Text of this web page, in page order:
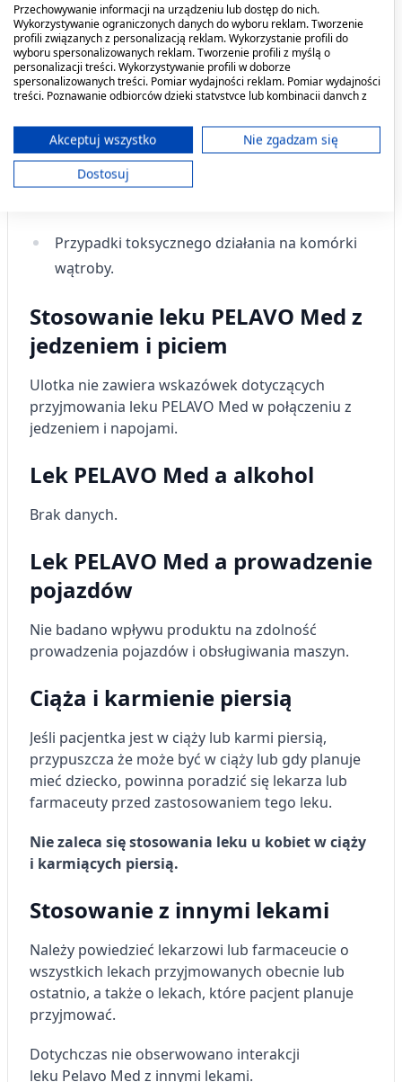
Łagodne zaburzenia żołądkowo-jelitowe
(biegunka, ból w nadbrzuszu, nudności,
wymioty, utrudnione połykanie).
reakcje alergiczne.
Częstość nieznana (częstość nie może być
Przypadki toksycznego działania na komórki
wątroby.
Stosowanie leku PELAVO Med z
jedzeniem i piciem
Ulotka nie zawiera wskazówek dotyczących
przyjmowania leku PELAVO Med w połączeniu z
jedzeniem i napojami.
Lek PELAVO Med a alkohol
Brak danych.
Lek PELAVO Med a prowadzenie
pojazdów
Nie badano wpływu produktu na zdolność
prowadzenia pojazdów i obsługiwania maszyn.
Ciąża i karmienie piersią
Jeśli pacjentka jest w ciąży lub karmi piersią,
przypuszcza że może być w ciąży lub gdy planuje
mieć dziecko, powinna poradzić się lekarza lub
farmaceuty przed zastosowaniem tego leku.
Nie zaleca się stosowania leku u kobiet w ciąży
i karmiących piersią.
Stosowanie z innymi lekami
Należy powiedzieć lekarzowi lub farmaceucie o
wszystkich lekach przyjmowanych obecnie lub
ostatnio, a także o lekach, które pacjent planuje
przyjmować.
Dotychczas nie obserwowano interakcji
leku Pelavo Med z innymi lekami.
Przechowywanie informacji na urządzeniu lub dostęp do nich.
Wykorzystywanie ograniczonych danych do wyboru reklam. Tworzenie
profili związanych z personalizacją reklam. Wykorzystanie profili do
wyboru spersonalizowanych reklam. Tworzenie profili z myślą o
personalizacji treści. Wykorzystywanie profili w doborze
spersonalizowanych treści. Pomiar wydajności reklam. Pomiar wydajności
treści. Poznawanie odbiorców dzięki statystyce lub kombinacji danych z
ograniczonych danych do wyboru treści.
Dane mogą być udostępniane poza Unię Europejską i wysyłane do USA.
Twoja zgoda i polityka cookie dotyczą wyłącznie tej witryny/aplikacji.
Wyświetl listę partnerów (11 dostawców IAB)
Przechowywanie informacji na urządzeniu
lub dostęp do nich
Wykorzystywanie ograniczonych danych do
wyboru reklam
Tworzenie profili w celu
spersonalizowanych reklam
Wykorzystanie profili do wyboru
spersonalizowanych reklam
Tworzenie profili w celu personalizacji treści
spersonalizowanych treści
Pomiar efektywności reklam
Pomiar efektywności treści
Rozumienie odbiorców dzięki statystyce lub
kombinacji danych z różnych źródeł
Wykorzystywanie ograniczonych danych do
wyboru treści
Funkcje specjalne IAB:
Użycie dokładnych danych
geolokalizacyjnych
Identyfikowanie urządzeń na podstawie
aktywnie żądanych informacji
Niezbędne
Wydajność (Performance)
Reklama / śledzenie
Akceptuj wszystko
Nie zgadzam się
Dostosuj